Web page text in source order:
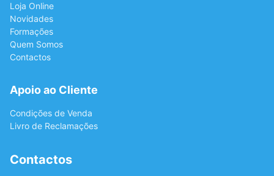
Loja Online
Novidades
Formações
Quem Somos
Contactos
Apoio ao Cliente
Condições de Venda
Livro de Reclamações
Contactos